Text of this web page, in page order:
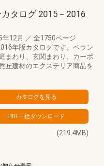
タログ 2015－2016
年12月 ／ 全1750ページ
年版カタログです。ベラン
まわり、玄関まわり、カーポ
匠建材のエクステリア商品を
(219.4MB)